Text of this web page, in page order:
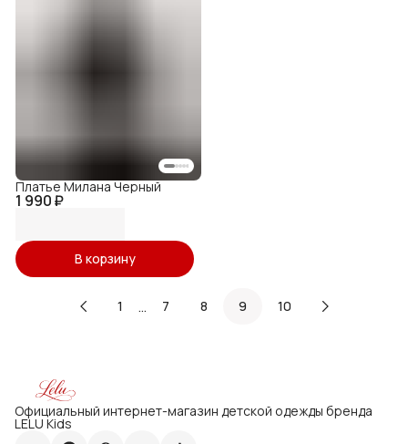
1 990 ₽
Платье Милана Черный
В корзину
1 … 7 8 9 10
Официальный интернет-магазин детской одежды бренда
LELU Kids